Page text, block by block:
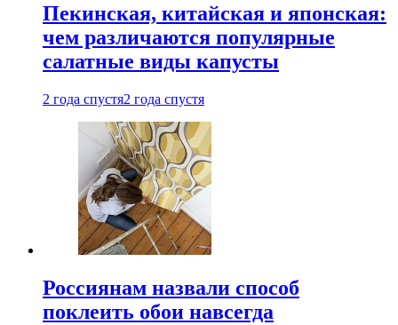
Пекинская, китайская и японская:
чем различаются популярные
салатные виды капусты
2 года спустя2 года спустя
Россиянам назвали способ
поклеить обои навсегда